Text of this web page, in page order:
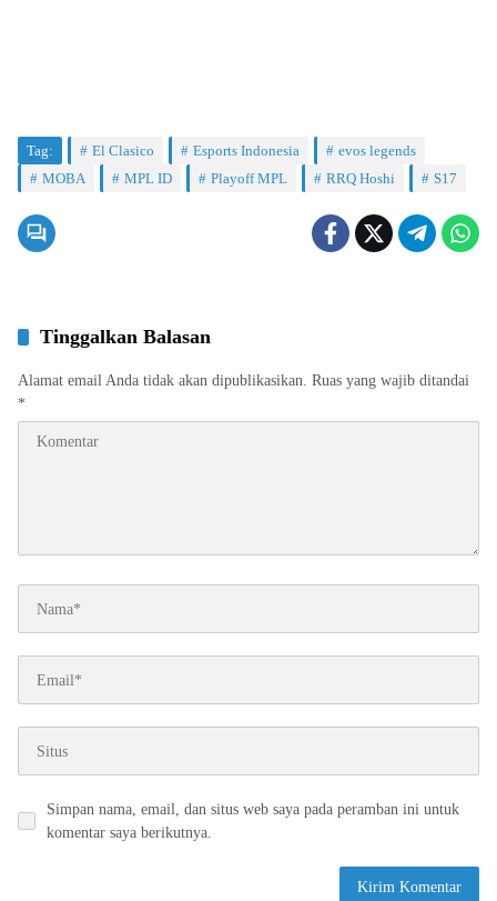
Tag: El Clasico Esports Indonesia
evos legends
MOBA
MPL ID Playoff MPL RRQ Hoshi S17
Tinggalkan Balasan
Alamat email Anda tidak akan dipublikasikan. Ruas yang wajib ditandai
*
Simpan nama, email, dan situs web saya pada peramban ini untuk
komentar saya berikutnya.